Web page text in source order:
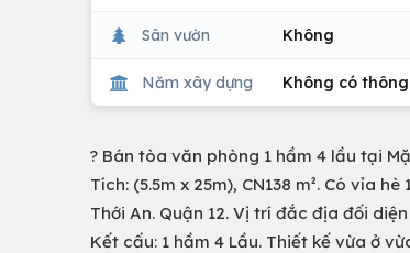
Sân vườn Không
Năm xây dựng Không có
?️ Bán tòa văn phòng 1 hầm 4 lầu tại
Tích: (5.5m x 25m), CN138 m². Có vỉa
Thới An. Quận 12. Vị trí đắc địa đối
Kết cấu: 1 hầm 4 Lầu. Thiết kế vừa ở